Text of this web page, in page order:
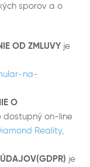
sporov a o
OD ZMLUVY je
na-
O
dostupný on-line
Reality,
je